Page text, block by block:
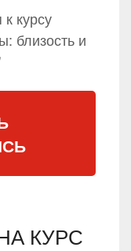
курсу
близость и
КУРС